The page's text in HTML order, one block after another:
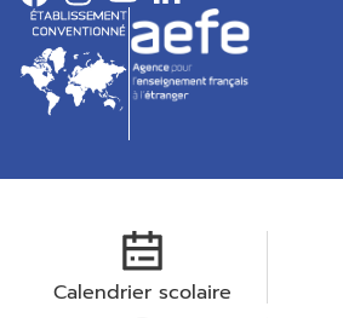
Calendrier scolaire